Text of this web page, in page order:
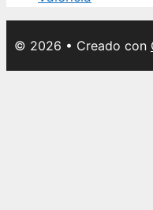
© 2026 • Creado con